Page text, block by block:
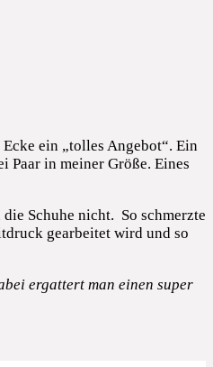
ein „tolles Angebot“. Ein
Paar in meiner Größe. Eines
Schuhe nicht. So schmerzte
gearbeitet wird und so
ergattert man einen super